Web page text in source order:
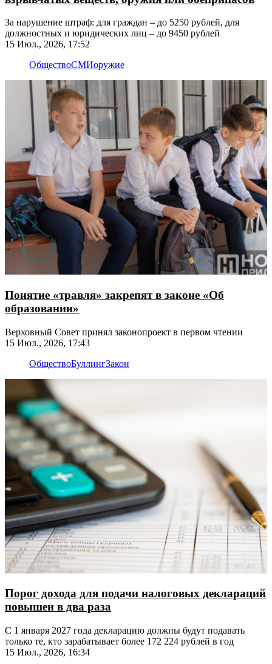
За нарушение штраф: для граждан – до 5250 рублей, для
должностных и юридических лиц – до 9450 рублей
15 Июл., 2026, 17:52
ОбществоСМИоружие
Понятие «травля» закрепят в законе «Об
образовании»
Верховный Совет принял законопроект в первом чтении
15 Июл., 2026, 17:43
ОбществоБуллингЗакон
Порог дохода для подачи налоговых деклараций
повышен в два раза
С 1 января 2027 года декларацию должны будут подавать
только те, кто зарабатывает более 172 224 рублей в год
15 Июл., 2026, 16:34